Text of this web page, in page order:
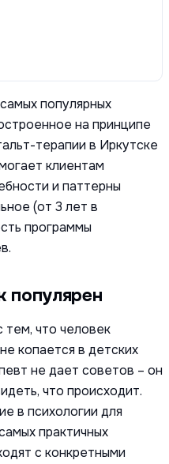
популярных
на принципе
терапии в Иркутске
клиентам
и паттерны
(от 3 лет в
программы
популярен
что человек
копается в детских
не дает советов – он
что происходит.
в психологии для
практичных
с конкретными